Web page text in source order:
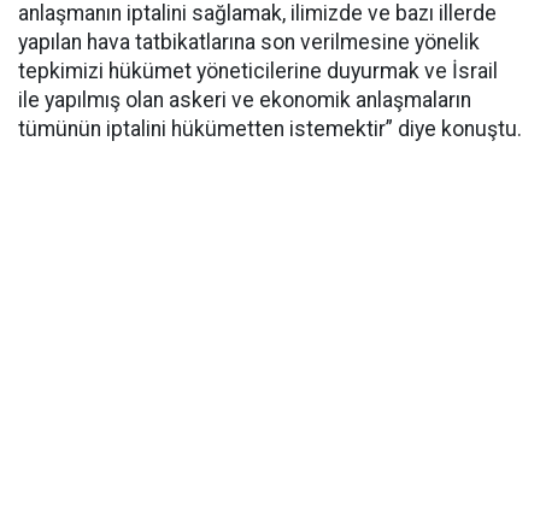
anlaşmanın iptalini sağlamak, ilimizde ve bazı illerde
yapılan hava tatbikatlarına son verilmesine yönelik
tepkimizi hükümet yöneticilerine duyurmak ve İsrail
ile yapılmış olan askeri ve ekonomik anlaşmaların
tümünün iptalini hükümetten istemektir” diye konuştu.